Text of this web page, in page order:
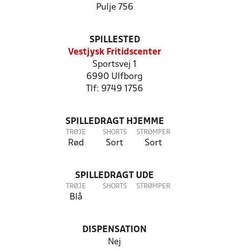
Pulje 756
SPILLESTED
Vestjysk Fritidscenter
Sportsvej 1
6990 Ulfborg
Tlf: 9749 1756
SPILLEDRAGT HJEMME
TRØJE
Rød
SHORTS
Sort
STRØMPER
Sort
SPILLEDRAGT UDE
TRØJE
Blå
SHORTS STRØMPER
DISPENSATION
Nej